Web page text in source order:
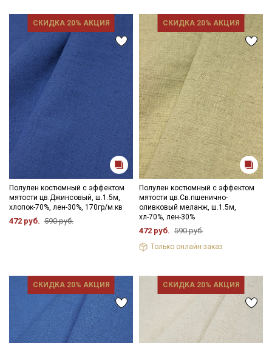
СКИДКА 20% АКЦИЯ
Полулен костюмный с эффектом
мятости цв.Джинсовый, ш.1.5м,
хлопок-70%, лен-30%, 170гр/м.кв
472 руб. 590 руб.
СКИДКА 20% АКЦИЯ
Полулен костюмный с эффектом
мятости цв.Св.пшенично-
оливковый меланж, ш.1.5м,
хл-70%, лен-30%
472 руб. 590 руб.
Только онлайн-заказ
СКИДКА 20% АКЦИЯ СКИДКА 20% АКЦИЯ
Секретная рассылка от Купава
Мы публикуем здесь дополнительные